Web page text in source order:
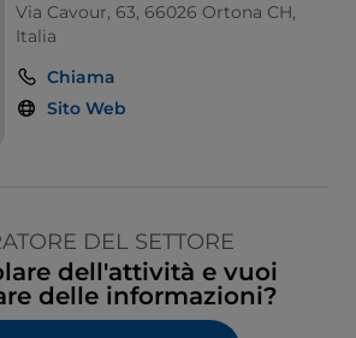
Via Cavour, 63, 66026 Ortona CH,
Italia
Chiama
Sito Web
DEL SETTORE
dell'attività e vuoi
delle informazioni?